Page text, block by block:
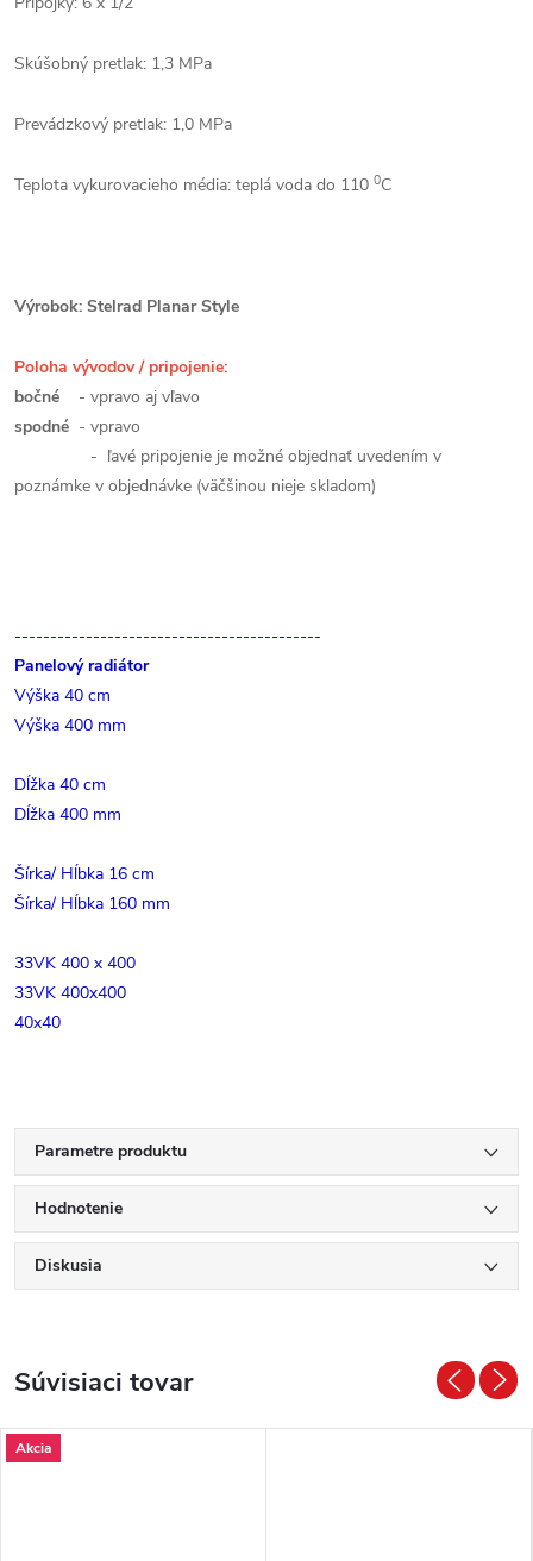
Skúšobný pretlak: 1,3 MPa
Prevádzkový pretlak: 1,0 MPa
Teplota vykurovacieho média: teplá voda do 110 0C
Výrobok: Stelrad Planar Style
Poloha vývodov / pripojenie:
bočné - vpravo aj vľavo
spodné - vpravo
- ľavé pripojenie je možné objednať uvedením v
poznámke v objednávke (väčšinou nieje skladom)
-------------------------------------------
Panelový radiátor
Výška 40 cm
Výška 400 mm
Dĺžka 40 cm
Dĺžka 400 mm
Šírka/ Hĺbka 16 cm
Šírka/ Hĺbka 160 mm
33VK 400 x 400
33VK 400x400
40x40
Parametre produktu
Hodnotenie
Diskusia
Súvisiaci tovar
Akcia